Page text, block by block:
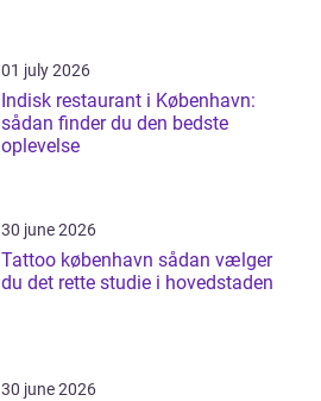
01 july 2026
Indisk restaurant i København:
sådan finder du den bedste
oplevelse
30 june 2026
Tattoo københavn sådan vælger
du det rette studie i hovedstaden
30 june 2026